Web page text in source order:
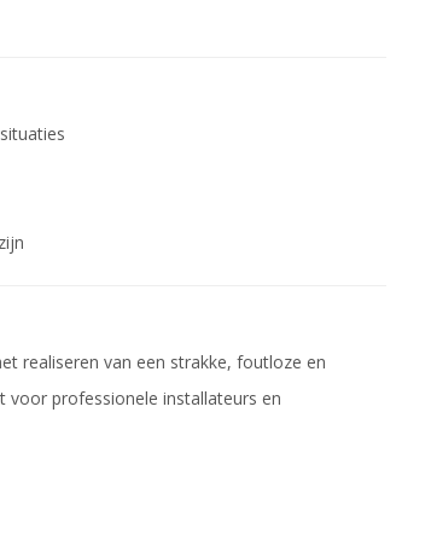
realiseren van een strakke, foutloze en
voor professionele installateurs en